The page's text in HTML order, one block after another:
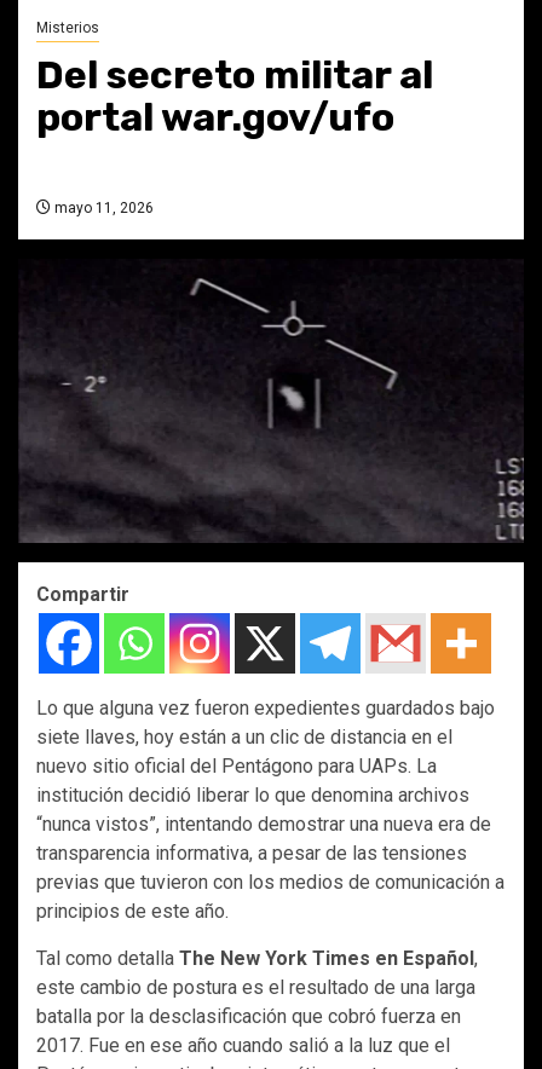
Misterios
Del secreto militar al
portal war.gov/ufo
mayo 11, 2026
Compartir
Lo que alguna vez fueron expedientes guardados bajo
siete llaves, hoy están a un clic de distancia en el
nuevo sitio oficial del Pentágono para UAPs. La
institución decidió liberar lo que denomina archivos
“nunca vistos”, intentando demostrar una nueva era de
transparencia informativa, a pesar de las tensiones
previas que tuvieron con los medios de comunicación a
principios de este año.
Tal como detalla The New York Times en Español,
este cambio de postura es el resultado de una larga
batalla por la desclasificación que cobró fuerza en
2017. Fue en ese año cuando salió a la luz que el